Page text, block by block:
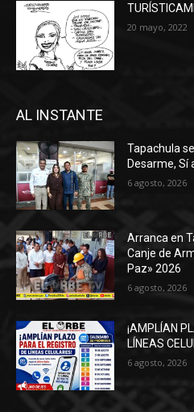
20 mayo, 2022
AL INSTANTE
Tapachula
Desarme, Sí
6 agosto, 2026
Arranca en
Canje de
Paz» 2026
6 agosto, 2026
¡AMPLÍAN
LÍNEAS
6 agosto, 2026